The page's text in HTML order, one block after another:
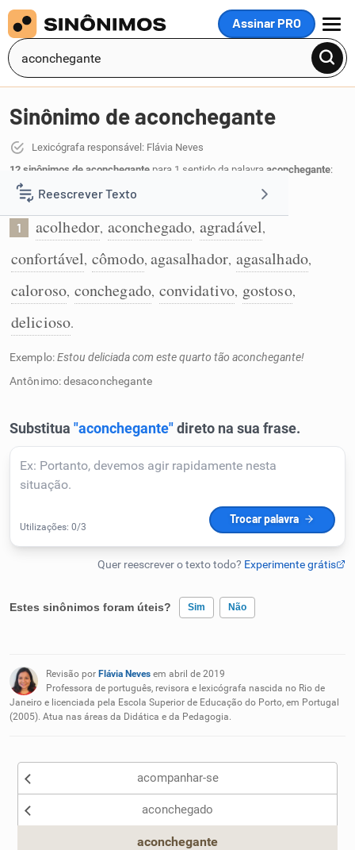
Assinar PRO
MENU
Reescrever Texto
Resumir Texto
Corrigir Texto
Detector de IA
Humanizador de IA
Cata-letras
Sinônimos
Sinônimo de aconchegante
Lexicógrafa responsável: Flávia Neves
12 sinônimos de aconchegante para 1 sentido da palavra aconchegante:
Que aconchega, sendo confortável e agradável:
1 acolhedor, aconchegado, agradável,
confortável, cômodo, agasalhador, agasalhado,
caloroso, conchegado, convidativo, gostoso,
delicioso.
Exemplo:Estou deliciada com este quarto tão aconchegante!
Antônimo: desaconchegante
Estes sinônimos foram úteis? Sim Não
Nenhum dos sinônimos apresentados me ajudou
Outro
Revisão por Flávia Neves em abril de 2019
Professora de português, revisora e lexicógrafa nascida no Rio de
Janeiro e licenciada pela Escola Superior de Educação do Porto, em Portugal
(2005). Atua nas áreas da Didática e da Pedagogia.
acompanhar-se
aconchegado
aconchegante